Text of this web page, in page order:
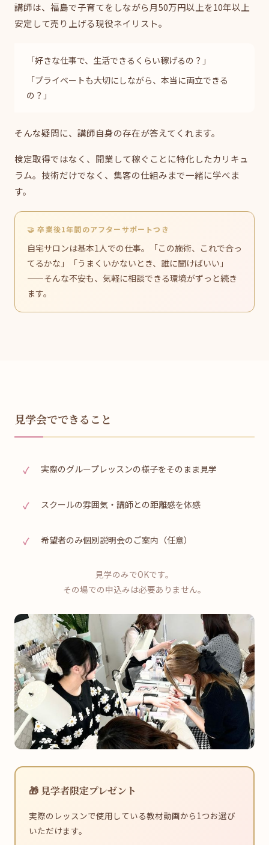
講師は、福島で子育てをしながら月50万円以上を10年以上
安定して売り上げる現役ネイリスト。
「好きな仕事で、生活できるくらい稼げるの？」
「プライベートも大切にしながら、本当に両立できる
の？」
そんな疑問に、講師自身の存在が答えてくれます。
検定取得ではなく、開業して稼ぐことに特化したカリキュ
ラム。技術だけでなく、集客の仕組みまで一緒に学べま
す。
🤝 卒業後1年間のアフターサポートつき
自宅サロンは基本1人での仕事。「この施術、これで合っ
てるかな」「うまくいかないとき、誰に聞けばいい」
——そんな不安も、気軽に相談できる環境がずっと続き
ます。
見学会でできること
実際のグループレッスンの様子をそのまま見学
スクールの雰囲気・講師との距離感を体感
希望者のみ個別説明会のご案内（任意）
見学のみでOKです。
その場での申込みは必要ありません。
🎁 見学者限定プレゼント
実際のレッスンで使用している教材動画から1つお選び
いただけます。